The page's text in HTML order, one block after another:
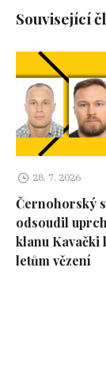
Související
28. 7. 2026
Černohorský
odsoudil
klanu Kavački
letům vězení